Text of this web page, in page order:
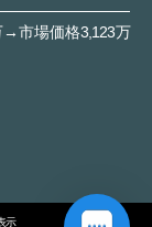
→市場価格3,123万
示